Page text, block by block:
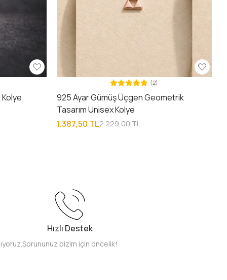
(2)
925 Ayar Gümüş Üçgen Geometrik
Tasarım Unisex Kolye
1.387,50 TL2.229,00 TL
Hızlı Destek
Sorununuz bizim için öncelik!